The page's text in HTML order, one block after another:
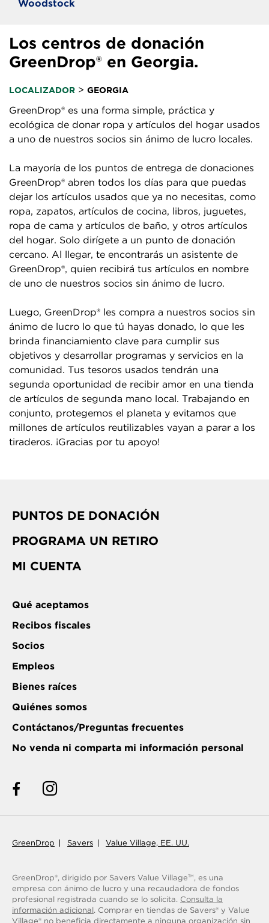
Woodstock
Los centros de donación
GreenDrop® en Georgia.
LOCALIZADOR > GEORGIA
GreenDrop® es una forma simple, práctica y
ecológica de donar ropa y artículos del hogar usados
a uno de nuestros socios sin ánimo de lucro locales.
La mayoría de los puntos de entrega de donaciones
GreenDrop® abren todos los días para que puedas
dejar los artículos usados que ya no necesitas, como
ropa, zapatos, artículos de cocina, libros, juguetes,
ropa de cama y artículos de baño, y otros artículos
del hogar. Solo dirígete a un punto de donación
cercano. Al llegar, te encontrarás un asistente de
GreenDrop®, quien recibirá tus artículos en nombre
de uno de nuestros socios sin ánimo de lucro.
Luego, GreenDrop® les compra a nuestros socios sin
ánimo de lucro lo que tú hayas donado, lo que les
brinda financiamiento clave para cumplir sus
objetivos y desarrollar programas y servicios en la
comunidad. Tus tesoros usados tendrán una
segunda oportunidad de recibir amor en una tienda
de artículos de segunda mano local. Trabajando en
conjunto, protegemos el planeta y evitamos que
millones de artículos reutilizables vayan a parar a los
tiraderos. ¡Gracias por tu apoyo!
PUNTOS DE DONACIÓN
PROGRAMA UN RETIRO
MI CUENTA
Qué aceptamos
Recibos fiscales
Socios
Empleos
Bienes raíces
Quiénes somos
Contáctanos/Preguntas frecuentes
No venda ni comparta mi información personal
GreenDrop Savers Value Village, EE. UU.
GreenDrop®, dirigido por Savers Value VillageTM , es una
empresa con ánimo de lucro y una recaudadora de fondos
profesional registrada cuando se lo solicita. Consulta la
información adicional. Comprar en tiendas de Savers® y Value
Village® no beneficia directamente a ninguna organización sin